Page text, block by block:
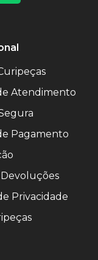
Atendimento
Pagamento
Privacidade